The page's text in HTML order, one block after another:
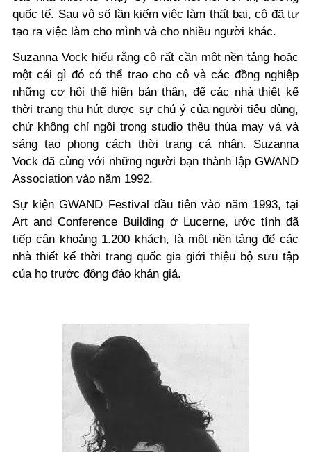
quốc tế. Sau vô số lần kiếm việc làm thất bại, cô đã tự
tạo ra việc làm cho mình và cho nhiều người khác.
Suzanna Vock hiểu rằng cô rất cần một nền tảng hoặc
một cái gì đó có thể trao cho cô và các đồng nghiệp
những cơ hội thể hiện bản thân, để các nhà thiết kế
thời trang thu hút được sự chú ý của người tiêu dùng,
chứ không chỉ ngồi trong studio thêu thùa may vá và
sáng tạo phong cách thời trang cá nhân. Suzanna
Vock đã cùng với những người bạn thành lập GWAND
Association vào năm 1992.
Sự kiện GWAND Festival đầu tiên vào năm 1993, tại
Art and Conference Building ở Lucerne, ước tính đã
tiếp cận khoảng 1.200 khách, là một nền tảng để các
nhà thiết kế thời trang quốc gia giới thiệu bộ sưu tập
của họ trước đông đảo khán giả.